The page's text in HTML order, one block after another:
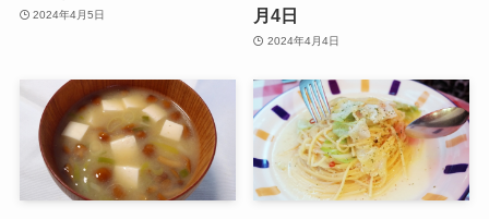
2024年4月5日
月4日
2024年4月4日